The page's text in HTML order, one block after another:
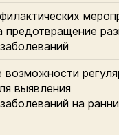
предотвращение
выявления
на